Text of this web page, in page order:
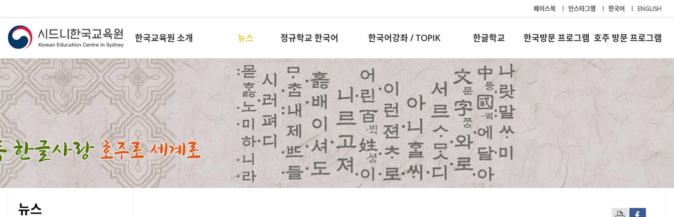
페이스북 l 인스타그램 l 한국어 l ENGLISH
한국교육원 소개 뉴스 정규학교 한국어 한국어강좌 / TOPIK 한글학교 한국방문 프로그램 호주 방문 프로그램
뉴스